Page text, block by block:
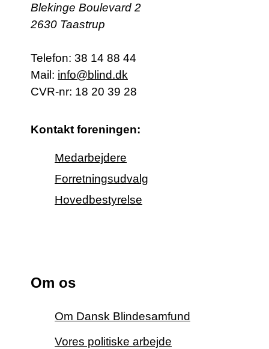
Blekinge Boulevard 2
2630 Taastrup
Telefon: 38 14 88 44
Mail: info@blind.dk
CVR-nr: 18 20 39 28
Kontakt foreningen:
Medarbejdere
Forretningsudvalg
Hovedbestyrelse
Om os
Om Dansk Blindesamfund
Vores politiske arbejde